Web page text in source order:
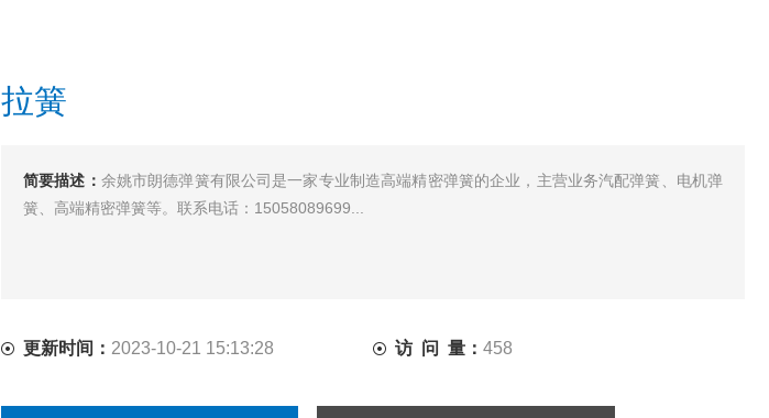
拉簧
简要描述： 余姚市朗德弹簧有限公司是一家专业制造高端精密弹簧的企业，主营业务汽配弹簧、电机弹
簧、高端精密弹簧等。联系电话：15058089699...
更新时间： 2023-10-21 15:13:28 访 问 量： 458